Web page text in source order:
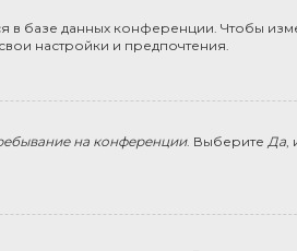
в базе данных конференции. Чтобы
настройки и предпочтения.
на конференции. Выберите Да